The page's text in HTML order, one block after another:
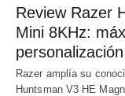
Review Razer
Mini 8KHz:
Razer amplía su
Huntsman V3 HE